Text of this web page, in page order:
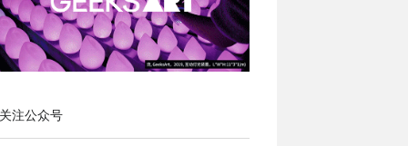
注公众号